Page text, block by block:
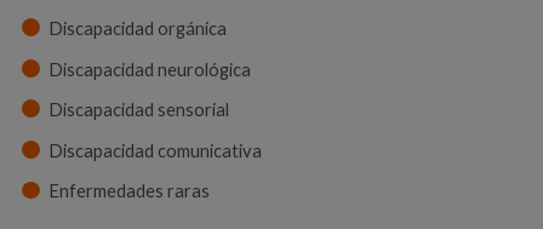
Discapacidad orgánica
Discapacidad neurológica
Discapacidad sensorial
Discapacidad comunicativa
Enfermedades raras